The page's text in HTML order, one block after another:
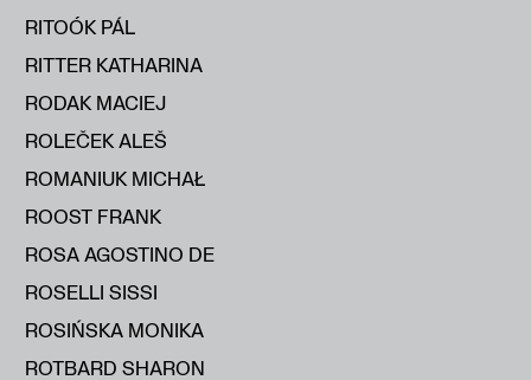
RITOÓK PÁL
RITTER KATHARINA
RODAK MACIEJ
ROLEČEK ALEŠ
ROMANIUK MICHAŁ
ROOST FRANK
ROSA AGOSTINO DE
ROSELLI SISSI
ROSIŃSKA MONIKA
ROTBARD SHARON